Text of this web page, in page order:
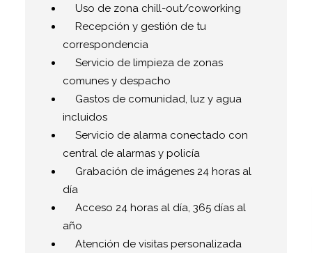
Uso de zona chill-out/coworking
Recepción y gestión de tu
correspondencia
Servicio de limpieza de zonas
comunes y despacho
Gastos de comunidad, luz y agua
incluidos
Servicio de alarma conectado con
central de alarmas y policía
Grabación de imágenes 24 horas al
día
Acceso 24 horas al día, 365 días al
año
Atención de visitas personalizada